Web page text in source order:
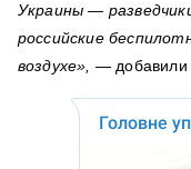
Украины —
российские
воздухе», —